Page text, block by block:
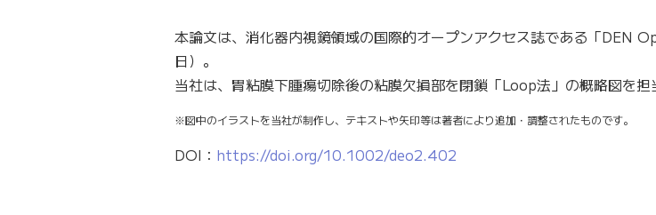
本論文は、消化器内視鏡領域の国際的オープンアクセス誌である「DEN
日）。
当社は、胃粘膜下腫瘍切除後の粘膜欠損部を閉鎖「Loop法」の概略図を担
※図中のイラストを当社が制作し、テキストや矢印等は著者により追加・調整されたものです。
DOI： https://doi.org/10.1002/deo2.402